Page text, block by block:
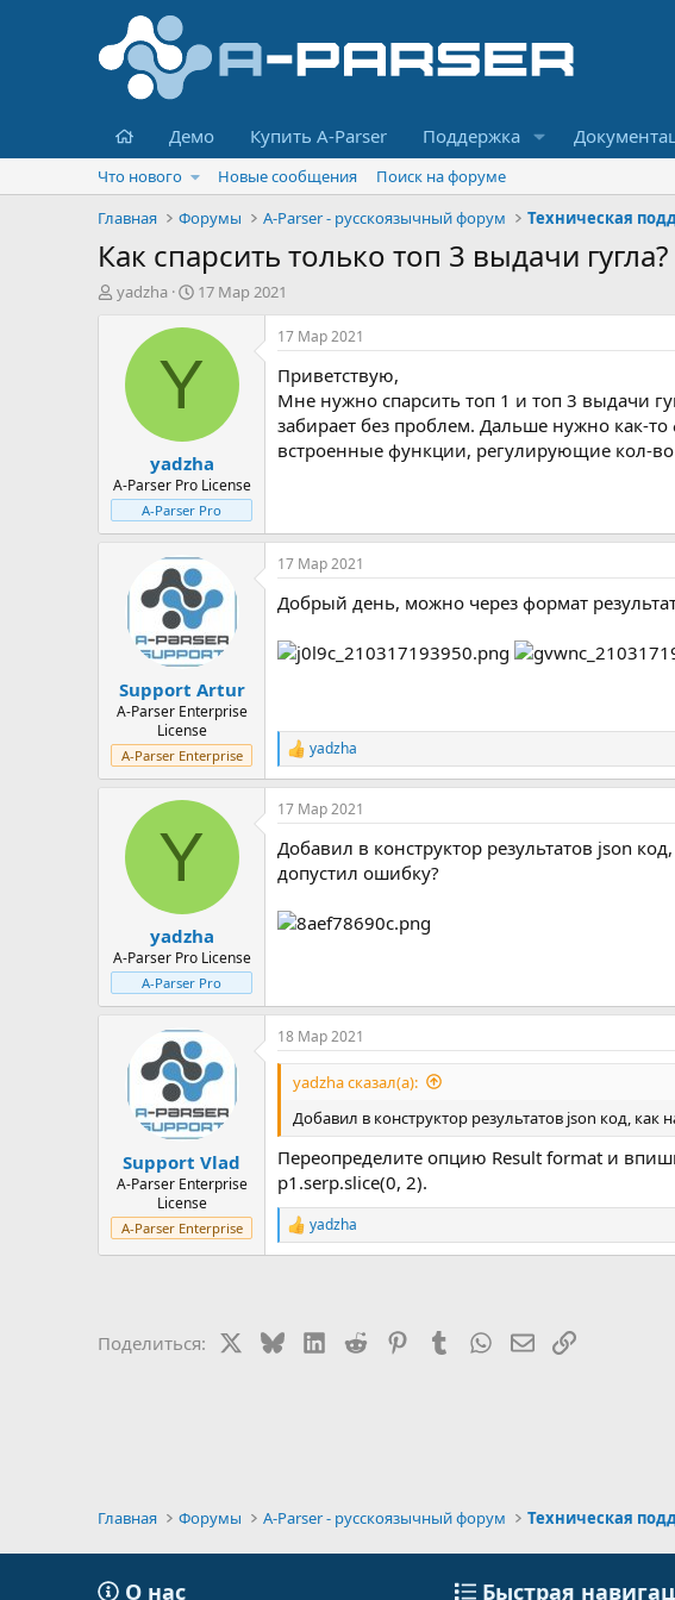
Главная
Демо Купить A-Parser Поддержка
Что нового Новые сообщения
Поиск на форуме
Главная
Форумы A-Parser - русскоязычный форум Техническая
Как спарсить только топ 3 выдачи гугла?
А
yadzha
Д
т
н
а
л
а
17 Мар 2021
Y
yadzha
A-Parser Pro License
A-Parser Pro
17 Мар 2021
Приветствую,
Мне нужно спарсить топ 1 и топ 3 выдачи
забирает без проблем. Дальше нужно как-
встроенные функции, регулирующие кол-во
Support Artur
A-Parser Enterprise
License
A-Parser Enterprise
17 Мар 2021
Добрый день, можно через формат
Р
е
а
к
и
и
:
yadzha
Y
yadzha
A-Parser Pro License
A-Parser Pro
17 Мар 2021
Добавил в конструктор результатов json
допустил ошибку?
Support Vlad
A-Parser Enterprise
License
A-Parser Enterprise
18 Мар 2021
yadzha сказал(а):
Добавил в конструктор результатов json код, как
Переопределите опцию Result format и
p1.serp.slice(0, 2).
Р
е
yadzha
Поделиться: BlueskyLinkedIn
Reddit PinterestTumblrWhatsAppЭлектронная
Ссылка
Главная Форумы A-Parser - русскоязычный форум Техническая
О нас Быстрая